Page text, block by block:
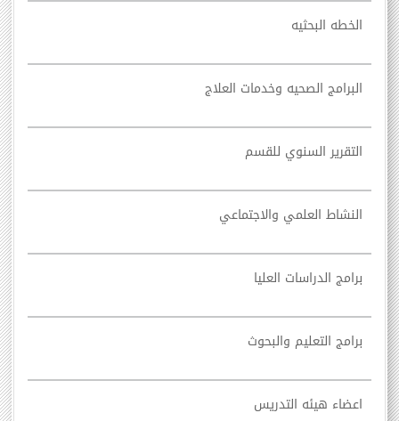
الخطه البحثيه
البرامج الصحيه وخدمات العلاج
التقرير السنوي للقسم
النشاط العلمي والاجتماعي
برامج الدراسات العليا
برامج التعليم والبحوث
اعضاء هيئه التدريس